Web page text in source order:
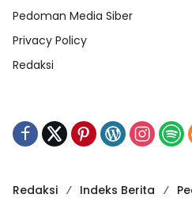
Pedoman Media Siber
Privacy Policy
Redaksi
Redaksi Indeks Berita